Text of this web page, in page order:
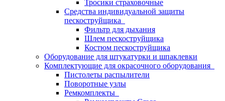
Тросики страховочные
Средства индивидуальной защиты
пескоструйщика
Фильтр для дыхания
Шлем пескоструйщика
Костюм пескоструйщика
Оборудование для штукатурки и шпаклевки
Комплектующие для окрасочного оборудования
Пистолеты распылители
Поворотные узлы
Ремкомплекты